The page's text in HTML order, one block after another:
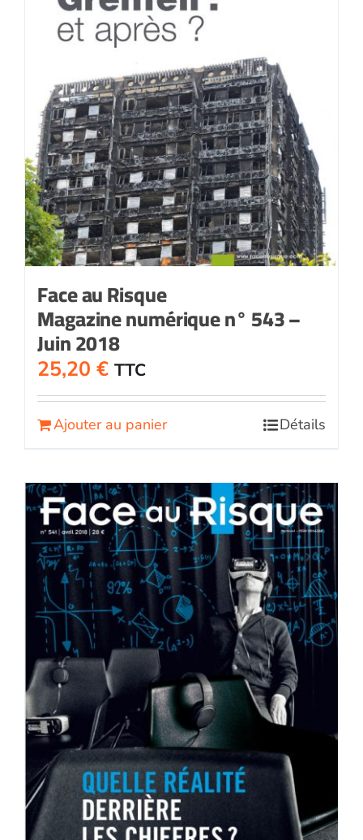
Face au Risque
Magazine numérique n° 543 –
Juin 2018
25,20 € TTC
Ajouter au panier Détails